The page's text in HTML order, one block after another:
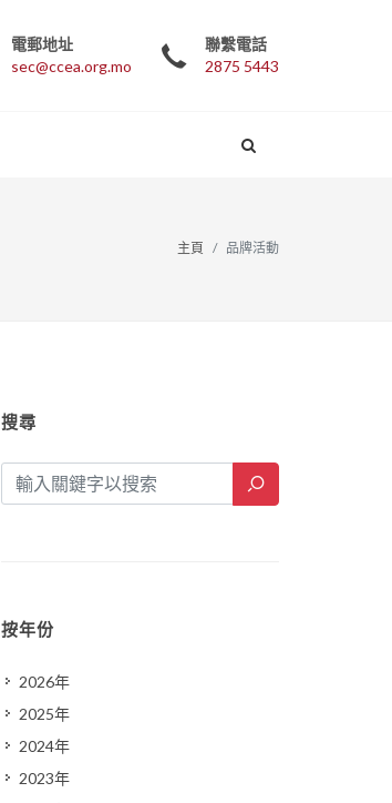
電郵地址
sec@ccea.org.mo
聯繫電話
2875 5443
主頁 品牌活動
搜尋
按年份
2026年
2025年
2024年
2023年